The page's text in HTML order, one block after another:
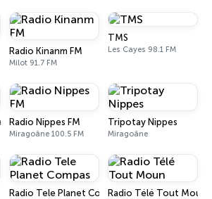
Radio Kinanm FM
Milot 91.7 FM
TMS
Les Cayes 98.1 FM
Radio Nippes FM
Miragoâne 100.5 FM
Tripotay Nippes
Miragoâne
Radio Tele Planet CompasRadio Télé Tout Moun